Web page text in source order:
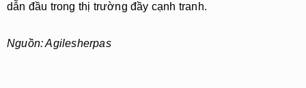
dẫn đầu trong thị trường đầy cạnh tranh.
Nguồn: Agilesherpas